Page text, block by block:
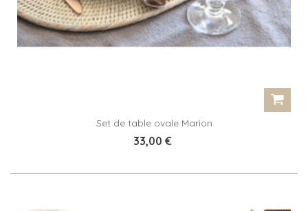
Set de table ovale Marion
33,00 €